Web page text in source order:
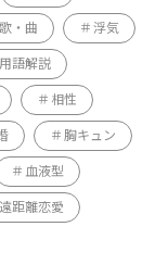
歌・曲 浮気
用語解説
相性
胸キュン
血液型
遠距離恋愛